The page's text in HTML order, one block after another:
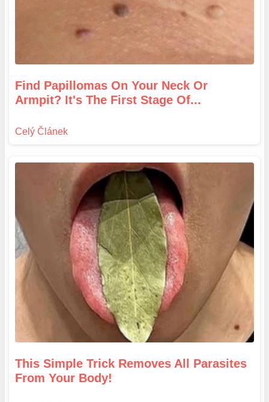
Find Papillomas On Your Neck Or
Armpit? It's The First Stage Of...
This Simple Trick Removes All Parasites
From Your Body!